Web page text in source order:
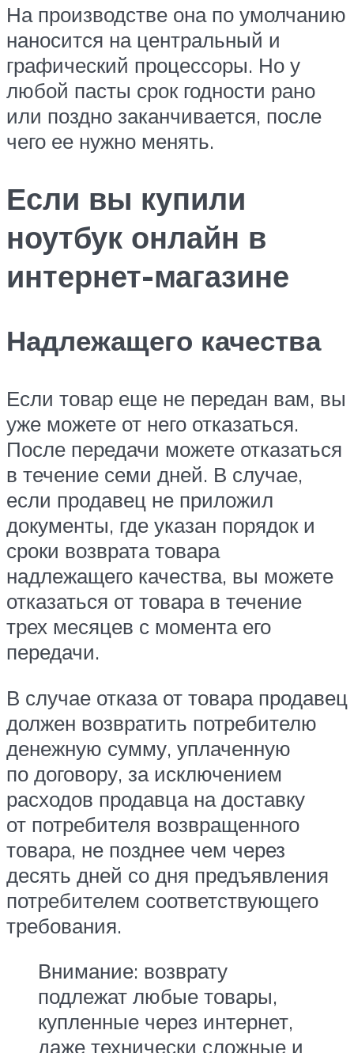
На производстве она по умолчанию
наносится на центральный и
графический процессоры. Но у
любой пасты срок годности рано
или поздно заканчивается, после
чего ее нужно менять.
Если вы купили
ноутбук онлайн в
интернет-магазине
Надлежащего качества
Если товар еще не передан вам, вы
уже можете от него отказаться.
После передачи можете отказаться
в течение семи дней. В случае,
если продавец не приложил
документы, где указан порядок и
сроки возврата товара
надлежащего качества, вы можете
отказаться от товара в течение
трех месяцев с момента его
передачи.
В случае отказа от товара продавец
должен возвратить потребителю
денежную сумму, уплаченную
по договору, за исключением
расходов продавца на доставку
от потребителя возвращенного
товара, не позднее чем через
десять дней со дня предъявления
потребителем соответствующего
требования.
Внимание: возврату
подлежат любые товары,
купленные через интернет,
даже технически сложные и